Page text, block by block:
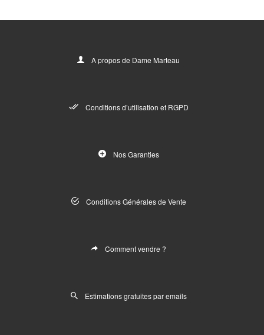
A propos de Dame Marteau
Conditions d’utilisation et RGPD
Nos Garanties
Conditions Générales de Vente
Comment vendre ?
Estimations gratuites par emails